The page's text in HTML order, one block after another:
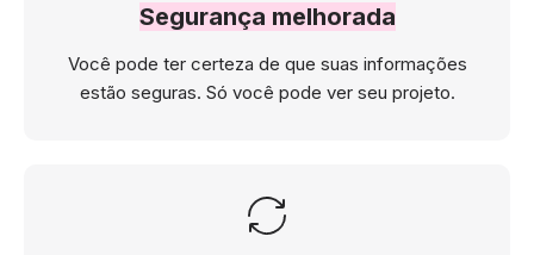
Segurança melhorada
Você pode ter certeza de que suas informações
estão seguras. Só você pode ver seu projeto.